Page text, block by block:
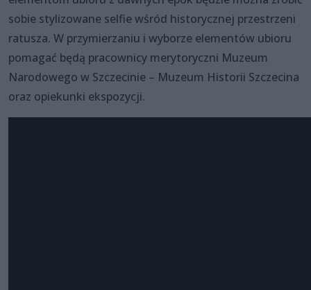
sobie stylizowane selfie wśród historycznej przestrzeni
ratusza. W przymierzaniu i wyborze elementów ubioru
pomagać będą pracownicy merytoryczni Muzeum
Narodowego w Szczecinie – Muzeum Historii Szczecina
oraz opiekunki ekspozycji.